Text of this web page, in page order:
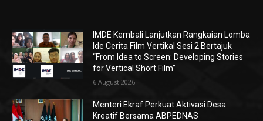
IMDE Kembali Lanjutkan Rangkaian Lomba
Ide Cerita Film Vertikal Sesi 2 Bertajuk
“From Idea to Screen: Developing Stories
for Vertical Short Film”
6 August 2026
Menteri Ekraf Perkuat Aktivasi Desa
Kreatif Bersama ABPEDNAS